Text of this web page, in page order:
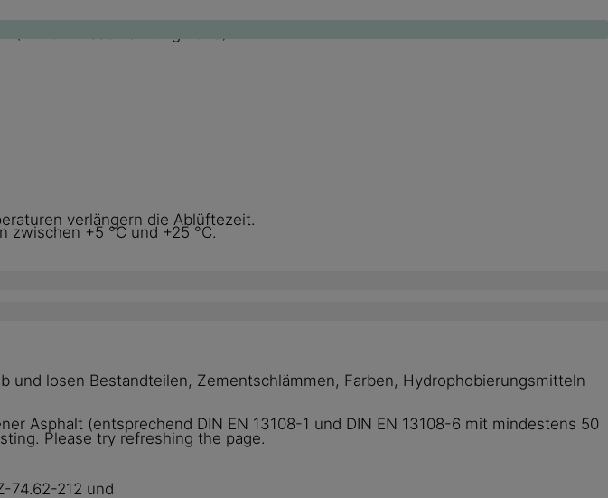
Beschränkung 2023).
zwischen +5 °C und +25 °C.
verlängern die Ablüftezeit.
losen Bestandteilen, Zementschlämmen, Farben, Hydrophobierungsmitteln
Asphalt (entsprechend DIN EN 13108-1 und DIN EN 13108-6 mit mindestens 50
74.62-212 und
Please try refreshing the page.